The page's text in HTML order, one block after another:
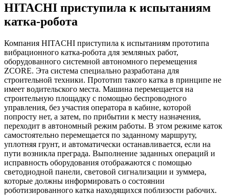
HITACHI приступила к испытаниям
катка-робота
Компания HITACHI приступила к испытаниям прототипа
вибрационного катка-робота для земляных работ,
оборудованного системной автономного перемещения
ZCORE. Эта система специально разработана для
строительной техники. Прототип такого катка в принципе не
имеет водительского места. Машина перемещается на
строительную площадку с помощью беспроводного
управления, без участия оператора в кабине, которой
попросту нет, а затем, по прибытии к месту назначения,
переходит в автономный режим работы. В этом режиме каток
самостоятельно перемещается по заданному маршруту,
уплотняя грунт, и автоматически останавливается, если на
пути возникла преграда. Выполнение заданных операций и
исправность оборудования отображаются с помощью
светодиодной панели, световой сигнализации и зуммера,
которые должны информировать о состоянии
роботизированного катка находящихся поблизости рабочих.